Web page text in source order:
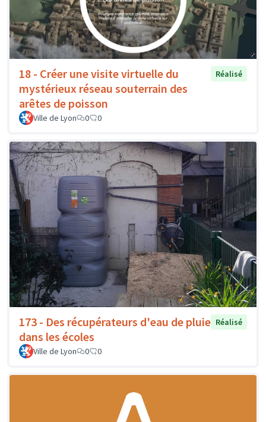
18 - Créer une visite virtuelle du
mystérieux réseau souterrain des
arêtes de poisson
Réalisé
Ville de Lyon 0 0
173 - Des récupérateurs d'eau de pluie
dans les écoles
Réalisé
Ville de Lyon 0 0